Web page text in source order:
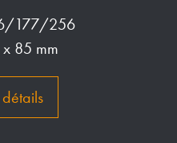
177/256
85 mm